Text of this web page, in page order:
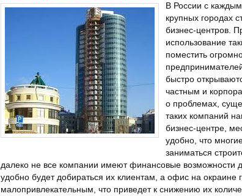
В России с
крупных городах
бизнес-центров.
использование
поместить
быстро
частным и
о проблемах,
таких компаний
бизнес-центре,
удобно, что
заниматься
далеко не все компании имеют финансовые возможности
удобно будет добираться их клиентам, а офис на окраине
малопривлекательным, что приведет к снижению их